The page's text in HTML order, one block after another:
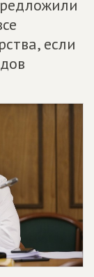
если